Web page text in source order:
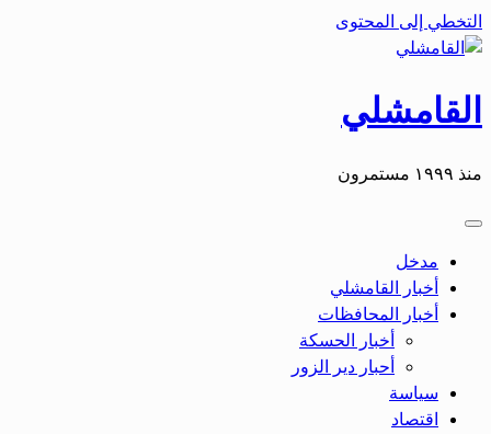
التخطي إلى المحتوى
القامشلي
منذ ١٩٩٩ مستمرون
مدخل
أخبار القامشلي
أخبار المحافظات
أخبار الحسكة
أحبار دير الزور
سياسة
اقتصاد